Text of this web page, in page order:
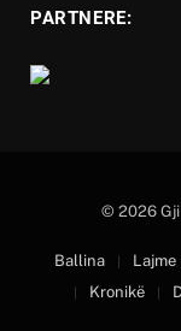
PARTNERE:
© 2026
Ballina Lajme
Kronikë